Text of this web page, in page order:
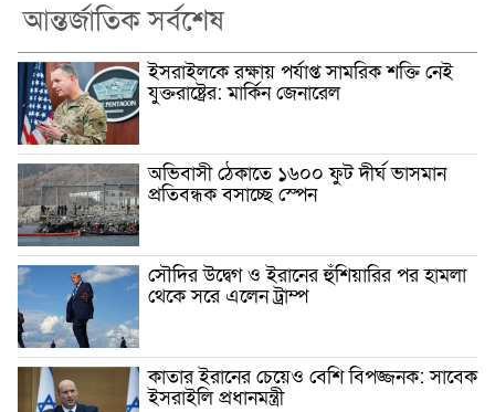
আন্তর্জাতিক সর্বশেষ
ইসরাইলকে রক্ষায় পর্যাপ্ত সামরিক শক্তি নেই
যুক্তরাষ্ট্রের: মার্কিন জেনারেল
অভিবাসী ঠেকাতে ১৬০০ ফুট দীর্ঘ ভাসমান
প্রতিবন্ধক বসাচ্ছে স্পেন
সৌদির উদ্বেগ ও ইরানের হুঁশিয়ারির পর হামলা
থেকে সরে এলেন ট্রাম্প
কাতার ইরানের চেয়েও বেশি বিপজ্জনক: সাবেক
ইসরাইলি প্রধানমন্ত্রী